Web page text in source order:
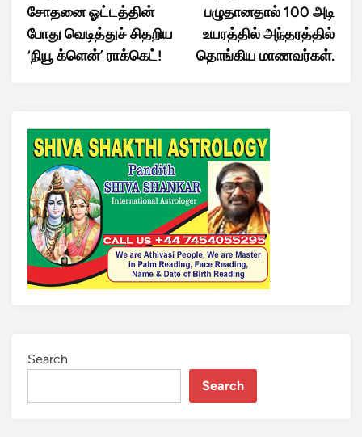
சோதனை ஓட்டத்தின்
போது வெடித்துச் சிதறிய
‘நியூ க்ளென்’ ராக்கெட்!
பழுதானதால் 100 அடி
உயரத்தில் அந்தரத்தில்
தொங்கிய மாணவர்கள்.
Search
Search